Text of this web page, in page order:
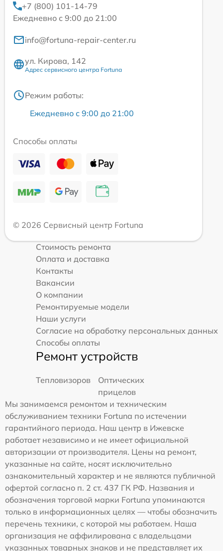
+7 (800) 101-14-79
Ежедневно с 9:00 до 21:00
info@fortuna-repair-center.ru
ул. Кирова, 142
Адрес сервисного центра Fortuna
Режим работы:
Ежедневно с 9:00 до 21:00
Способы оплаты
© 2026 Сервисный центр Fortuna
Стоимость ремонта
Оплата и доставка
Контакты
Вакансии
О компании
Ремонтируемые модели
Наши услуги
Согласие на обработку персональных данных
Способы оплаты
Ремонт устройств
Тепловизоров
Оптических
прицелов
Мы занимаемся ремонтом и техническим
обслуживанием техники Fortuna по истечении
гарантийного периода. Наш центр в Ижевске
работает независимо и не имеет официальной
авторизации от производителя. Цены на ремонт,
указанные на сайте, носят исключительно
ознакомительный характер и не являются публичной
офертой согласно п. 2 ст. 437 ГК РФ. Названия и
обозначения торговой марки Fortuna упоминаются
только в информационных целях — чтобы обозначить
перечень техники, с которой мы работаем. Наша
организация не аффилирована с владельцами
указанных товарных знаков и не представляет их